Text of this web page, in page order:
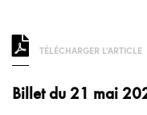
TÉLÉCHARGER L'ARTICLE
Billet du 21 mai